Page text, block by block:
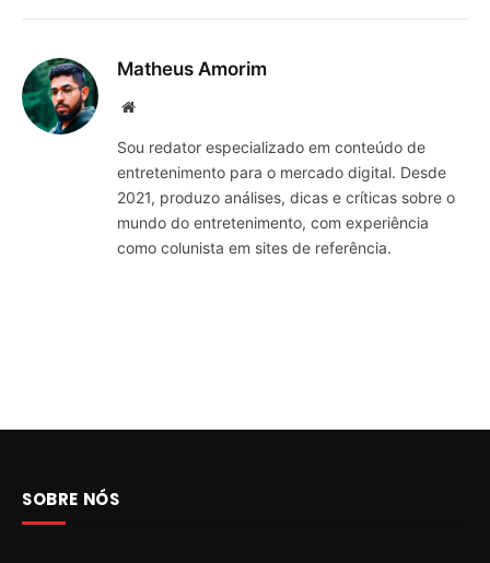
Matheus Amorim
Website
Sou redator especializado em conteúdo de
entretenimento para o mercado digital. Desde
2021, produzo análises, dicas e críticas sobre o
mundo do entretenimento, com experiência
como colunista em sites de referência.
SOBRE NÓS